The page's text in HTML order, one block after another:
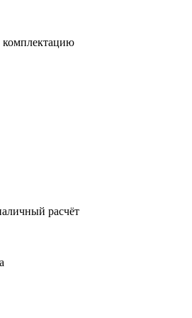
комплектацию
расчёт